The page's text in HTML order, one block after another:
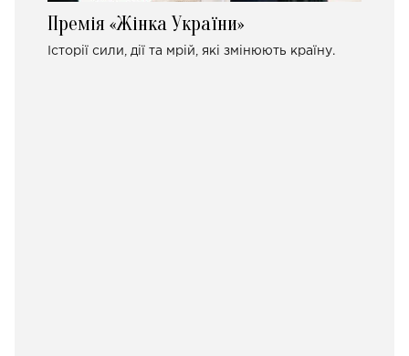
Премія «Жінка України»
Історії сили, дії та мрій, які змінюють країну.